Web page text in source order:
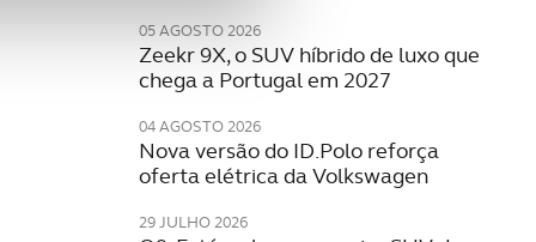
de análise, com parceiros
com o seu
sua experiência de
05 AGOSTO 2026
Zeekr 9X, o SUV híbrido de luxo que
chega a Portugal em 2027
04 AGOSTO 2026
Nova versão do ID.Polo reforça
oferta elétrica da Volkswagen
29 JULHO 2026